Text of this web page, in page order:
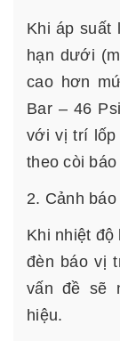
Khi áp suất
hạn dưới
cao hơn
Bar – 46
với vị trí lốp
theo còi báo
2. Cảnh
Khi nhiệt độ
đèn báo vị
vấn đề sẽ
hiệu.